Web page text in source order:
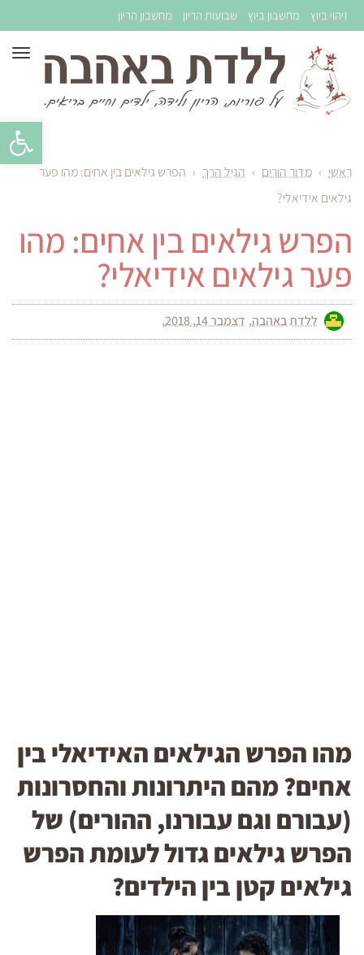
זיהוי ביוץ מחשבון ביוץ שבועות הריון מחשבון הריון
ראשי › מדור הורים › הגיל הרך › הפרש גילאים בין אחים: מהו פער
גילאים אידיאלי?
הפרש גילאים בין אחים: מהו
פער גילאים אידיאלי?
ללדת באהבה דצמבר 14, 2018
מהו הפרש הגילאים האידיאלי בין
אחים? מהם היתרונות והחסרונות
(עבורם וגם עבורנו, ההורים) של
הפרש גילאים גדול לעומת הפרש
גילאים קטן בין הילדים?
פתח